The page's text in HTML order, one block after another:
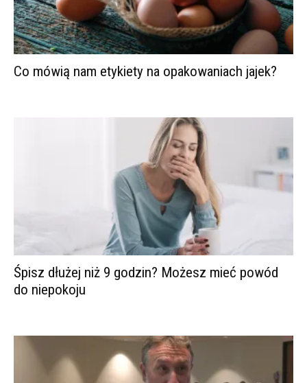
Co mówią nam etykiety na opakowaniach jajek?
Śpisz dłużej niż 9 godzin? Możesz mieć powód
do niepokoju